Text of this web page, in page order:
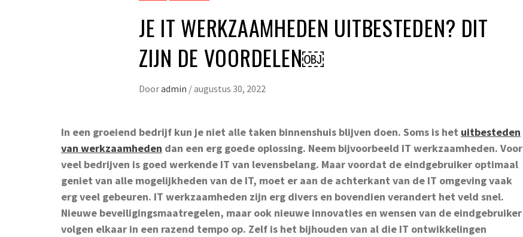
JE IT WERKZAAMHEDEN UITBESTEDEN? DIT
ZIJN DE VOORDELEN￼
Dooradmin /augustus 30, 2022
In een groeiend bedrijf kun je niet alle taken binnenshuis blijven doen. Soms is het uitbesteden
van werkzaamheden dan een erg goede oplossing. Neem bijvoorbeeld IT werkzaamheden. Voor
veel bedrijven is goed werkende IT van levensbelang. Maar voordat de eindgebruiker optimaal
geniet van alle mogelijkheden van de IT, moet er aan de achterkant van de IT omgeving vaak
erg veel gebeuren. IT werkzaamheden zijn erg divers en bovendien verandert het veld snel.
Nieuwe beveiligingsmaatregelen, maar ook nieuwe innovaties en wensen van de eindgebruiker
volgen elkaar in een razend tempo op. Zelf is het bijhouden van al die IT ontwikkelingen